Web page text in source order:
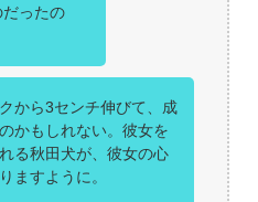
ったの
から3センチ伸びて、成
かもしれない。彼女を
る秋田犬が、彼女の心
ますように。